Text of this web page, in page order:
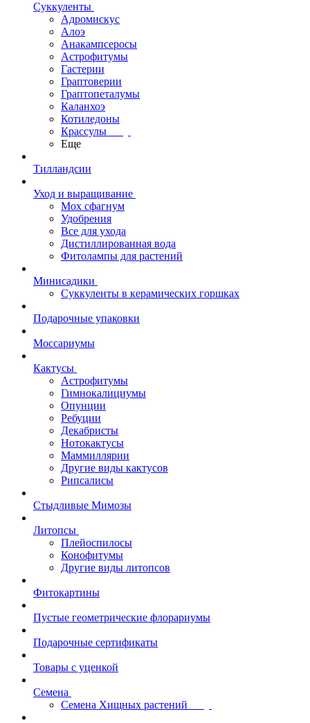
Суккуленты
Адромискус
Алоэ
Анакампсеросы
Астрофитумы
Гастерии
Граптоверии
Граптопеталумы
Каланхоэ
Котиледоны
Крассулы
Еще
Тилландсии
Уход и выращивание
Мох сфагнум
Удобрения
Все для ухода
Дистиллированная вода
Фитолампы для растений
Минисадики
Суккуленты в керамических горшках
Подарочные упаковки
Моссариумы
Кактусы
Астрофитумы
Гимнокалициумы
Опунции
Ребуции
Декабристы
Нотокактусы
Маммиллярии
Другие виды кактусов
Рипсалисы
Стыдливые Мимозы
Литопсы
Плейоспилосы
Конофитумы
Другие виды литопсов
Фитокартины
Пустые геометрические флорариумы
Подарочные сертификаты
Товары с уценкой
Семена
Семена Хищных растений